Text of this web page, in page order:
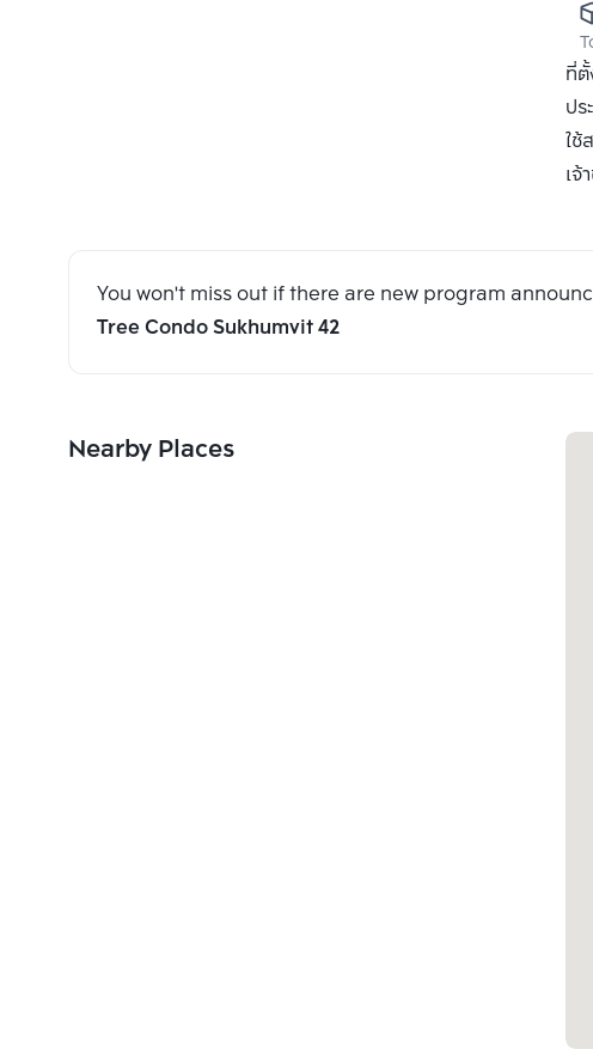
ที่
ป
ใช้
เ
You won't miss out if there are new program
Tree Condo Sukhumvit 42
Nearby Places